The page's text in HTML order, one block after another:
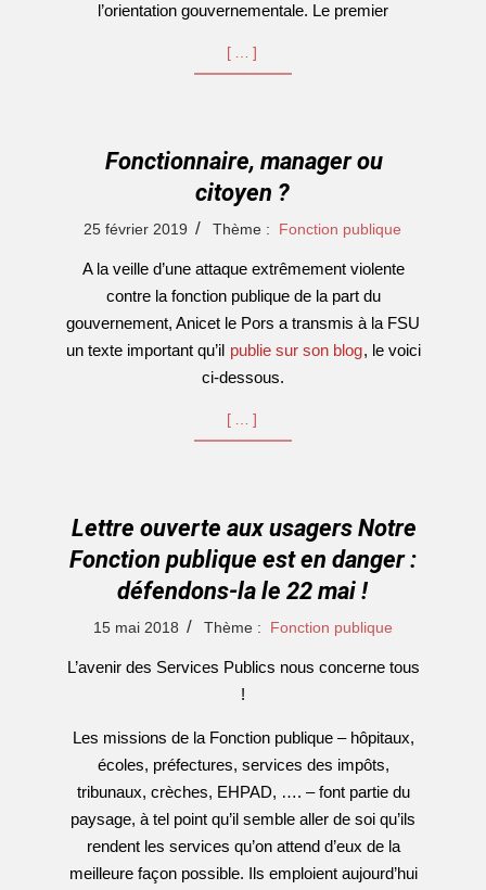
l’orientation gouvernementale. Le premier
[…]
Fonctionnaire, manager ou
citoyen ?
2019-25 février 2019 Thème : Fonction publique
A la veille d’une attaque extrêmement violente
contre la fonction publique de la part du
gouvernement, Anicet le Pors a transmis à la FSU
un texte important qu’il publie sur son blog, le voici
ci-dessous.
[…]
Lettre ouverte aux usagers Notre
Fonction publique est en danger :
défendons-la le 22 mai !
2018-
15
15 mai 2018 Thème : Fonction publique
L’avenir des Services Publics nous concerne tous
!
Les missions de la Fonction publique – hôpitaux,
écoles, préfectures, services des impôts,
tribunaux, crèches, EHPAD, …. – font partie du
paysage, à tel point qu’il semble aller de soi qu’ils
rendent les services qu’on attend d’eux de la
meilleure façon possible. Ils emploient aujourd’hui